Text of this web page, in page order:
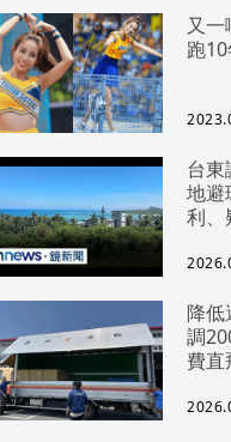
又
跑
台
地避
利
降低
調
費直